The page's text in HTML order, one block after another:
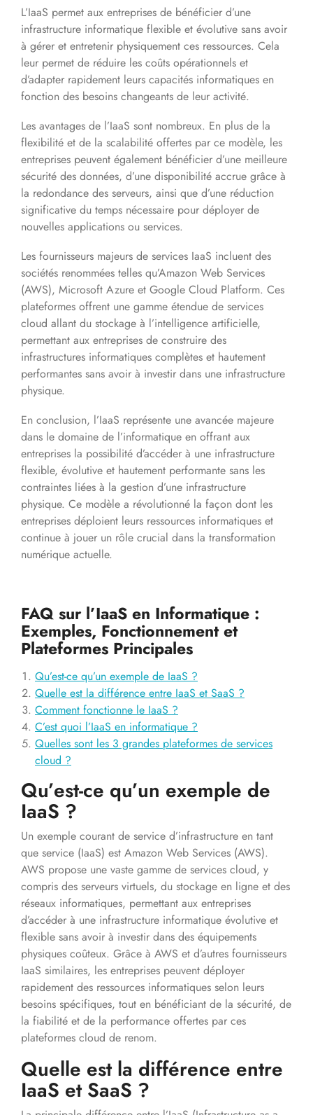
L’IaaS permet aux entreprises de bénéficier d’une
infrastructure informatique flexible et évolutive sans avoir
à gérer et entretenir physiquement ces ressources. Cela
leur permet de réduire les coûts opérationnels et
d’adapter rapidement leurs capacités informatiques en
fonction des besoins changeants de leur activité.
Les avantages de l’IaaS sont nombreux. En plus de la
flexibilité et de la scalabilité offertes par ce modèle, les
entreprises peuvent également bénéficier d’une meilleure
sécurité des données, d’une disponibilité accrue grâce à
la redondance des serveurs, ainsi que d’une réduction
significative du temps nécessaire pour déployer de
nouvelles applications ou services.
Les fournisseurs majeurs de services IaaS incluent des
sociétés renommées telles qu’Amazon Web Services
(AWS), Microsoft Azure et Google Cloud Platform. Ces
plateformes offrent une gamme étendue de services
cloud allant du stockage à l’intelligence artificielle,
permettant aux entreprises de construire des
infrastructures informatiques complètes et hautement
performantes sans avoir à investir dans une infrastructure
physique.
En conclusion, l’IaaS représente une avancée majeure
dans le domaine de l’informatique en offrant aux
entreprises la possibilité d’accéder à une infrastructure
flexible, évolutive et hautement performante sans les
contraintes liées à la gestion d’une infrastructure
physique. Ce modèle a révolutionné la façon dont les
entreprises déploient leurs ressources informatiques et
continue à jouer un rôle crucial dans la transformation
numérique actuelle.
FAQ sur l’IaaS en Informatique :
Exemples, Fonctionnement et
Plateformes Principales
Qu’est-ce qu’un exemple de IaaS ?
Quelle est la différence entre IaaS et SaaS ?
Comment fonctionne le IaaS ?
C’est quoi l’IaaS en informatique ?
Quelles sont les 3 grandes plateformes de services
cloud ?
Qu’est-ce qu’un exemple de
IaaS ?
Un exemple courant de service d’infrastructure en tant
que service (IaaS) est Amazon Web Services (AWS).
AWS propose une vaste gamme de services cloud, y
compris des serveurs virtuels, du stockage en ligne et des
réseaux informatiques, permettant aux entreprises
d’accéder à une infrastructure informatique évolutive et
flexible sans avoir à investir dans des équipements
physiques coûteux. Grâce à AWS et d’autres fournisseurs
IaaS similaires, les entreprises peuvent déployer
rapidement des ressources informatiques selon leurs
besoins spécifiques, tout en bénéficiant de la sécurité, de
la fiabilité et de la performance offertes par ces
plateformes cloud de renom.
Quelle est la différence entre
IaaS et SaaS ?